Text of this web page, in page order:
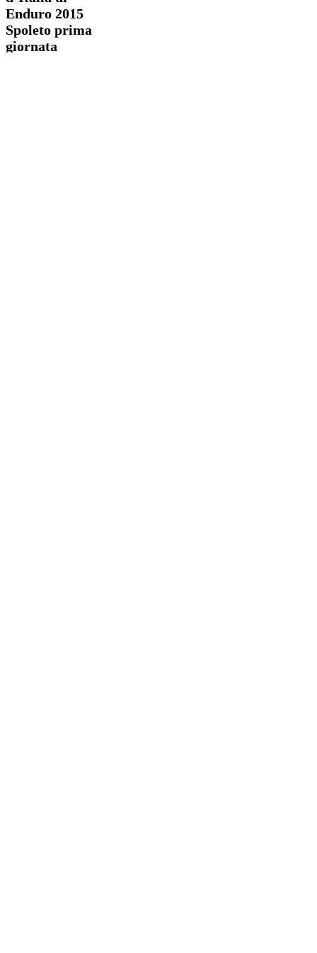
Spoleto
prima
giornata
Enduro 2015
Spoleto prima
giornata